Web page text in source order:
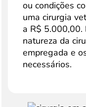
ou condições
uma cirurgia
a R$ 5.000,00.
natureza da
empregada e
necessários.